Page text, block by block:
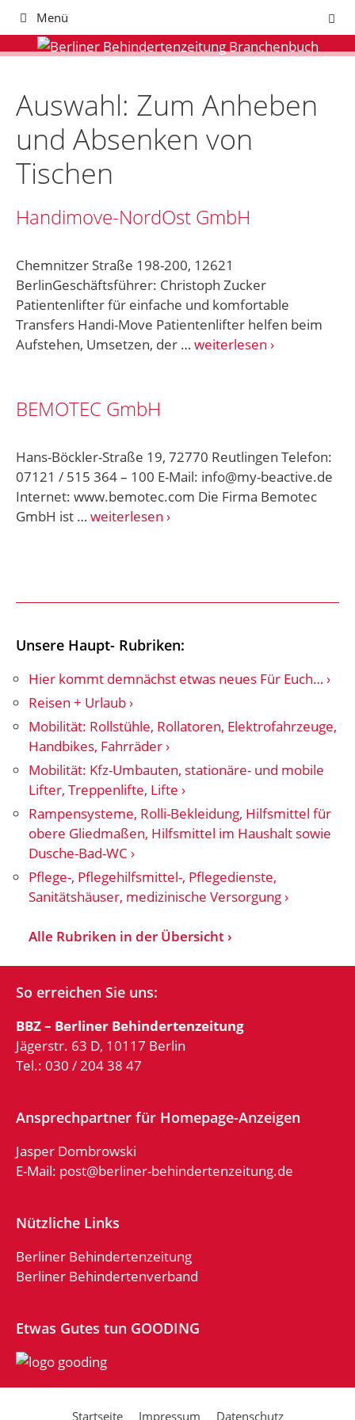
Zum
springen
Menü
Auswahl: Zum Anheben
und Absenken von
Tischen
Handimove-NordOst GmbH
Chemnitzer Straße 198-200, 12621
BerlinGeschäftsführer: Christoph Zucker
Patientenlifter für einfache und komfortable
Transfers Handi-Move Patientenlifter helfen beim
Aufstehen, Umsetzen, der … weiterlesen
BEMOTEC GmbH
Hans-Böckler-Straße 19, 72770 Reutlingen Telefon:
07121 / 515 364 – 100 E-Mail: info@my-beactive.de
Internet: www.bemotec.com Die Firma Bemotec
GmbH ist … weiterlesen
Unsere Haupt- Rubriken:
Hier kommt demnächst etwas neues Für Euch…
Reisen + Urlaub
Mobilität: Rollstühle, Rollatoren, Elektrofahrzeuge,
Handbikes, Fahrräder
Mobilität: Kfz-Umbauten, stationäre- und mobile
Lifter, Treppenlifte, Lifte
Rampensysteme, Rolli-Bekleidung, Hilfsmittel für
obere Gliedmaßen, Hilfsmittel im Haushalt sowie
Dusche-Bad-WC
Pflege-, Pflegehilfsmittel-, Pflegedienste,
Sanitätshäuser, medizinische Versorgung
Alle Rubriken in der Übersicht
So erreichen Sie uns:
BBZ – Berliner Behindertenzeitung
Jägerstr. 63 D, 10117 Berlin
Tel.: 030 / 204 38 47
Ansprechpartner für Homepage-Anzeigen
Jasper Dombrowski
E-Mail: post@berliner-behindertenzeitung.de
Nützliche Links
Berliner Behindertenzeitung
Berliner Behindertenverband
Etwas Gutes tun GOODING
Startseite Impressum Datenschutz